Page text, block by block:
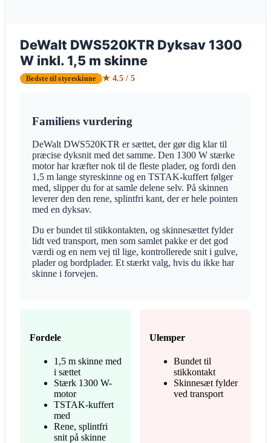
DeWalt DWS520KTR Dyksav 1300
W inkl. 1,5 m skinne
Bedste til styreskinne ★ 4.5 / 5
Familiens vurdering
DeWalt DWS520KTR er sættet, der gør dig klar til
præcise dyksnit med det samme. Den 1300 W stærke
motor har kræfter nok til de fleste plader, og fordi den
1,5 m lange styreskinne og en TSTAK-kuffert følger
med, slipper du for at samle delene selv. På skinnen
leverer den den rene, splintfri kant, der er hele pointen
med en dyksav.
Du er bundet til stikkontakten, og skinnesættet fylder
lidt ved transport, men som samlet pakke er det god
værdi og en nem vej til lige, kontrollerede snit i gulve,
plader og bordplader. Et stærkt valg, hvis du ikke har
skinne i forvejen.
Fordele
1,5 m skinne med
i sættet
Stærk 1300 W-
motor
TSTAK-kuffert
med
Rene, splintfri
snit på skinne
Ulemper
Bundet til
stikkontakt
Skinnesæt fylder
ved transport